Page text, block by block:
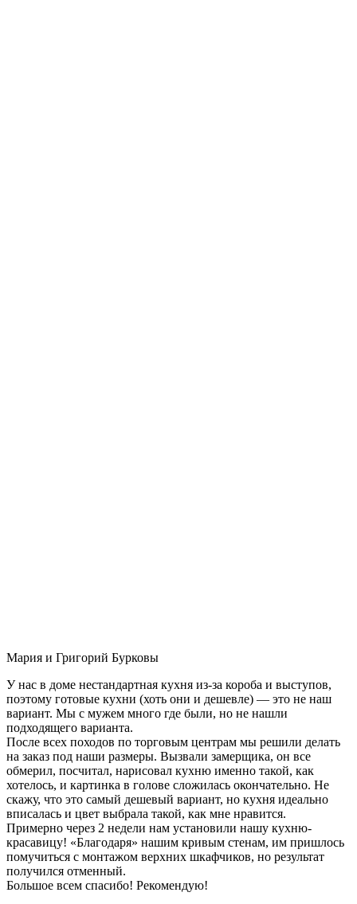
Мария и Григорий Бурковы
У нас в доме нестандартная кухня из-за короба и выступов,
поэтому готовые кухни (хоть они и дешевле) — это не наш
вариант. Мы с мужем много где были, но не нашли
подходящего варианта.
После всех походов по торговым центрам мы решили делать
на заказ под наши размеры. Вызвали замерщика, он все
обмерил, посчитал, нарисовал кухню именно такой, как
хотелось, и картинка в голове сложилась окончательно. Не
скажу, что это самый дешевый вариант, но кухня идеально
вписалась и цвет выбрала такой, как мне нравится.
Примерно через 2 недели нам установили нашу кухню-
красавицу! «Благодаря» нашим кривым стенам, им пришлось
помучиться с монтажом верхних шкафчиков, но результат
получился отменный.
Большое всем спасибо! Рекомендую!